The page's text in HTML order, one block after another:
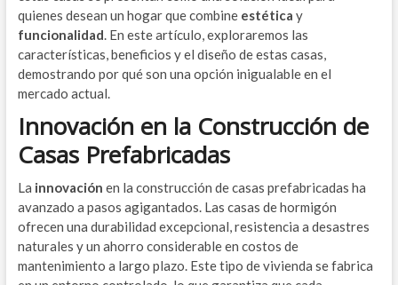
quienes desean un hogar que combine estética y
funcionalidad. En este artículo, exploraremos las
características, beneficios y el diseño de estas casas,
demostrando por qué son una opción inigualable en el
mercado actual.
Innovación en la Construcción de
Casas Prefabricadas
La innovación en la construcción de casas prefabricadas ha
avanzado a pasos agigantados. Las casas de hormigón
ofrecen una durabilidad excepcional, resistencia a desastres
naturales y un ahorro considerable en costos de
mantenimiento a largo plazo. Este tipo de vivienda se fabrica